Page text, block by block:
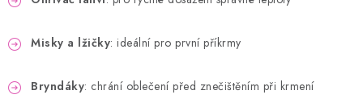
Misky a lžičky: ideální pro první příkrmy
Bryndáky: chrání oblečení před znečištěním při krmení